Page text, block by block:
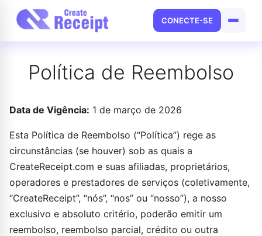
CONECTE-SE
Política de Reembolso
Data de Vigência: 1 de março de 2026
Esta Política de Reembolso (“Política”) rege as
circunstâncias (se houver) sob as quais a
CreateReceipt.com e suas afiliadas, proprietários,
operadores e prestadores de serviços (coletivamente,
“CreateReceipt”, “nós”, “nos” ou “nosso”), a nosso
exclusivo e absoluto critério, poderão emitir um
reembolso, reembolso parcial, crédito ou outra